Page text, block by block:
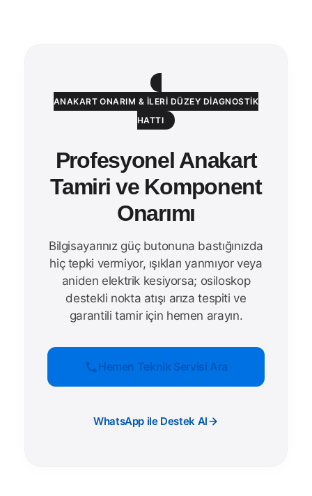
ANAKART ONARIM & İLERI DÜZEY DIAGNOSTIK
HATTI
Profesyonel Anakart
Tamiri ve Komponent
Onarımı
Bilgisayarınız güç butonuna bastığınızda
hiç tepki vermiyor, ışıkları yanmıyor veya
aniden elektrik kesiyorsa; osiloskop
destekli nokta atışı arıza tespiti ve
garantili tamir için hemen arayın.
Hemen Teknik Servisi Ara
WhatsApp ile Destek Al